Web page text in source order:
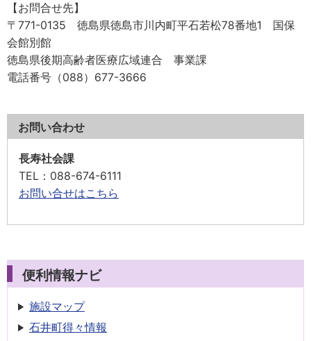
【お問合せ先】
〒771-0135 徳島県徳島市川内町平石若松78番地1 国保
会館別館
徳島県後期高齢者医療広域連合 事業課
電話番号（088）677-3666
お問い合わせ
長寿社会課
TEL ：088-674-6111
お問い合せはこちら
便利情報ナビ
施設マップ
石井町得々情報